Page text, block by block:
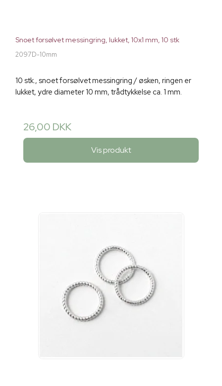
Snoet forsølvet messingring, lukket, 10x1 mm, 10 stk
2097D-10mm
10 stk., snoet forsølvet messingring / øsken, ringen er
lukket, ydre diameter 10 mm, trådtykkelse ca. 1 mm.
26,00 DKK
Vis produkt